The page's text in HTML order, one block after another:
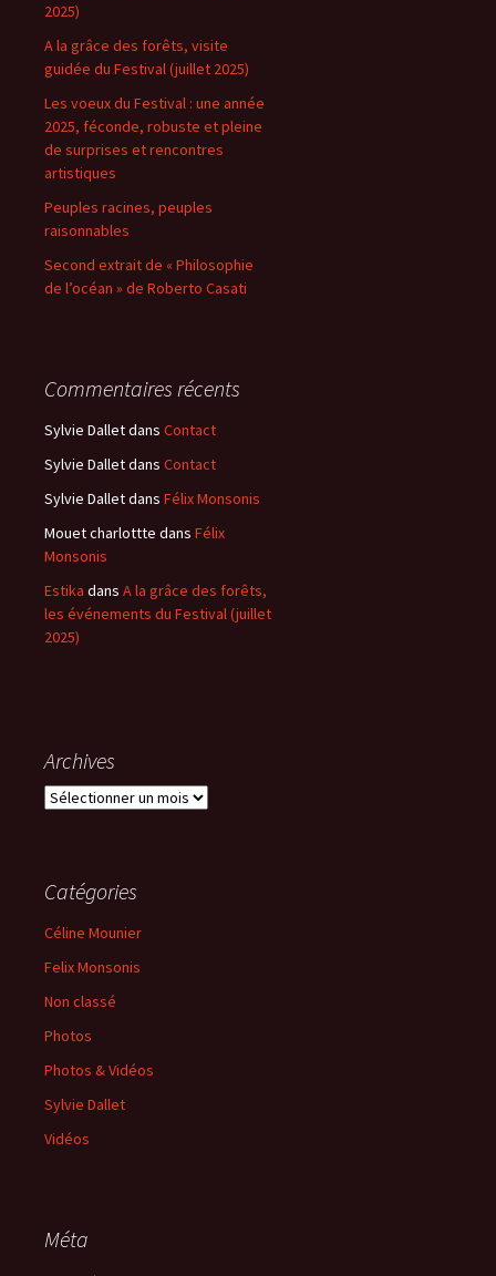
2025)
A la grâce des forêts, visite
guidée du Festival (juillet 2025)
Les voeux du Festival : une année
2025, féconde, robuste et pleine
de surprises et rencontres
artistiques
Peuples racines, peuples
raisonnables
Second extrait de « Philosophie
de l’océan » de Roberto Casati
Commentaires récents
Sylvie Dalletdans Contact
Sylvie Dalletdans Contact
Sylvie Dalletdans Félix Monsonis
Mouet charlottte dans Félix
Monsonis
Estika dans A la grâce des forêts,
les événements du Festival (juillet
2025)
Archives
Archives
Catégories
Céline Mounier
Felix Monsonis
Non classé
Photos
Photos & Vidéos
Sylvie Dallet
Vidéos
Méta